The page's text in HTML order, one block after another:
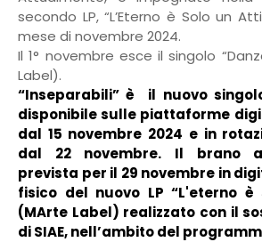
secondo LP, “L’Eterno è Solo un
mese di novembre 2024.
Il 1° novembre esce il singolo
Label).
“Inseparabili” è
il nuovo
disponibile sulle piattaforme
dal 15 novembre 2024 e in
dal 22 novembre. Il brano
prevista per il 29 novembre in
fisico del nuovo LP “L'eterno
(MArte Label) realizzato conil
di SIAE, nell’ambito del